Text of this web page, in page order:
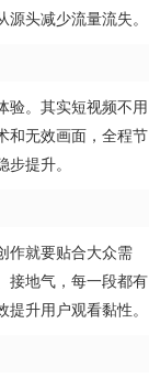
头减少流量流失。
验。其实短视频不用
和无效画面，全程节
提升。
作就要贴合大众需
接地气，每一段都有
升用户观看黏性。